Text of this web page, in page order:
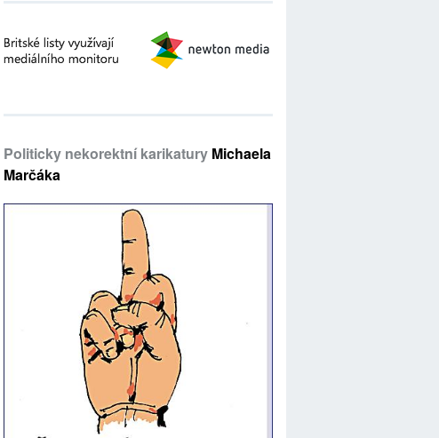
Politicky nekorektní karikatury Michaela
Marčáka